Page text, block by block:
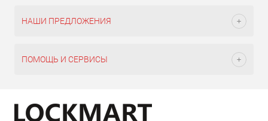
НАШИ ПРЕДЛОЖЕНИЯ
ПОМОЩЬ И СЕРВИСЫ